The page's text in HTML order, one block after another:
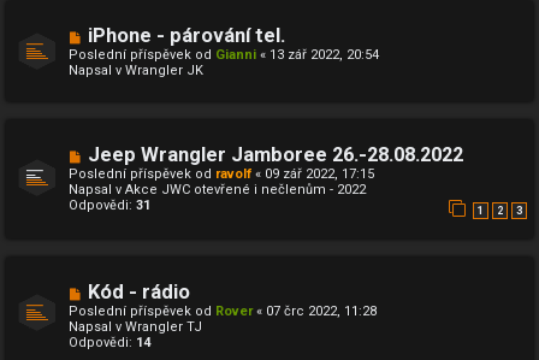
p
ě
v
e
N
o
v
ý
p
ě
v
e
iPhone - párování tel.
Poslední příspěvek od Gianni « 13 zář 2022, 20:54
Napsal v Wrangler JK
o
v
ý
p
v
e
k
Jeep Wrangler Jamboree 26.-28.08.2022
Poslední příspěvek od ravolf « 09 zář 2022, 17:15
Napsal v Akce JWC otevřené i nečlenům - 2022
Odpovědi: 31 1 2 3
N
o
v
ý
p
Kód - rádio
Poslední příspěvek od Rover« 07 črc 2022, 11:28
Napsal v Wrangler TJ
Odpovědi: 14